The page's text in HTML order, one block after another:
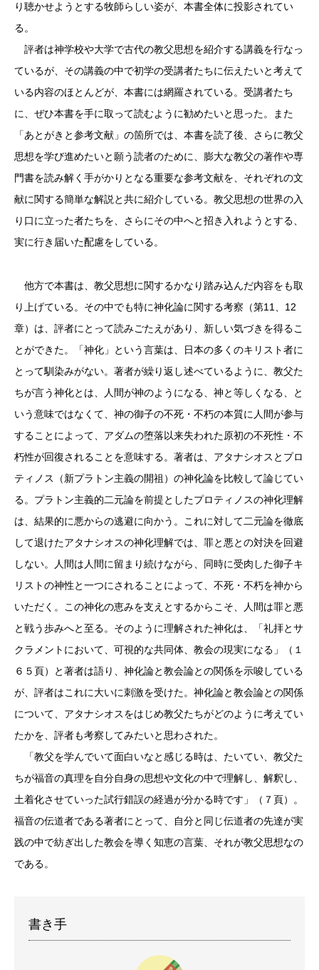
り聴かせようとする牧師らしい姿が、本書全体に投影されてい
る。
評者は神学校や大学で古代の教父思想を紹介する講義を行なっ
ているが、その講義の中で初学の受講者たちに伝えたいと考えて
いる内容のほとんどが、本書には網羅されている。受講者たち
に、ぜひ本書を手に取って読むように勧めたいと思った。また
「あとがきと参考文献」の箇所では、本書を読了後、さらに教父
思想を学び進めたいと願う読者のために、膨大な教父の著作や専
門書を読み解く手がかりとなる重要な参考文献を、それぞれの文
献に関する簡単な解説と共に紹介している。教父思想の世界の入
り口に立った者たちを、さらにその中へと招き入れようとする、
実に行き届いた配慮をしている。
他方で本書は、教父思想に関するかなり踏み込んだ内容をも取
り上げている。その中でも特に神化論に関する考察（第11、12
章）は、評者にとって読みごたえがあり、新しい気づきを得るこ
とができた。「神化」という言葉は、日本の多くのキリスト者に
とって馴染みがない。著者が繰り返し述べているように、教父た
ちが言う神化とは、人間が神のようになる、神と等しくなる、と
いう意味ではなくて、神の御子の不死・不朽の本質に人間が参与
することによって、アダムの堕落以来失われた原初の不死性・不
朽性が回復されることを意味する。著者は、アタナシオスとプロ
ティノス（新プラトン主義の開祖）の神化論を比較して論じてい
る。プラトン主義的二元論を前提としたプロティノスの神化理解
は、結果的に悪からの逃避に向かう。これに対して二元論を徹底
して退けたアタナシオスの神化理解では、罪と悪との対決を回避
しない。人間は人間に留まり続けながら、同時に受肉した御子キ
リストの神性と一つにされることによって、不死・不朽を神から
いただく。この神化の恵みを支えとするからこそ、人間は罪と悪
と戦う歩みへと至る。そのように理解された神化は、「礼拝とサ
クラメントにおいて、可視的な共同体、教会の現実になる」（１
６５頁）と著者は語り、神化論と教会論との関係を示唆している
が、評者はこれに大いに刺激を受けた。神化論と教会論との関係
について、アタナシオスをはじめ教父たちがどのように考えてい
たかを、評者も考察してみたいと思わされた。
「教父を学んでいて面白いなと感じる時は、たいてい、教父た
ちが福音の真理を自分自身の思想や文化の中で理解し、解釈し、
土着化させていった試行錯誤の経過が分かる時です」（７頁）。
福音の伝道者である著者にとって、自分と同じ伝道者の先達が実
践の中で紡ぎ出した教会を導く知恵の言葉、それが教父思想なの
である。
書き手